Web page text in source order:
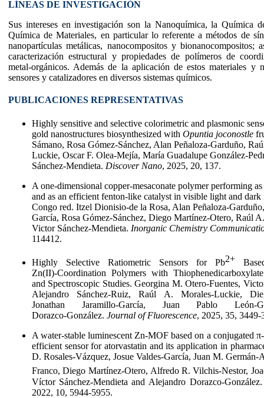
LÍNEAS DE INVESTIGACIÓN
Sus intereses en investigación son la Nanoquímica, la Química
Química de Materiales, en particular lo referente a métodos de
nanopartículas metálicas, nanocompositos y bionanocompositos;
caracterización estructural y propiedades de polímeros de
metal-orgánicos. Además de la aplicación de estos materiales y
sensores y catalizadores en diversos sistemas químicos.
PUBLICACIONES REPRESENTATIVAS
Highly sensitive and selective colorimetric and plasmonic
gold nanostructures biosynthesized with Opuntia joconostle
Sámano, Rosa Gómez-Sánchez, Alan Peñaloza-Garduño,
Luckie, Oscar F. Olea-Mejía, María Guadalupe González-
Sánchez-Mendieta. Discover Nano, 2025, 20, 137.
A one-dimensional copper-mesaconate polymer performing
and as an efficient fenton-like catalyst in visible light and
Congo red. Itzel Dionisio-de la Rosa, Alan Peñaloza-
García, Rosa Gómez-Sánchez, Diego Martínez-Otero, Raúl
Victor Sánchez-Mendieta. Inorganic Chemistry
114412.
Highly Selective Ratiometric Sensors for Pb2+
Zn(II)‑Coordination Polymers with
and Spectroscopic Studies. Georgina M. Otero‑Fuentes,
Alejandro Sánchez‑Ruiz, Raúl A. Morales‑Luckie,
Jonathan Jaramillo‑García, Juan Pablo
Dorazco‑González. Journal of Fluorescence, 2025, 35, 3449-
A water-stable luminescent Zn-MOF based on a conjugated
efficient sensor for atorvastatin and its application in
D. Rosales-Vázquez, Josue Valdes-García, Juan M. Germán-
Franco, Diego Martínez-Otero, Alfredo R. Vilchis-Nestor,
Víctor Sánchez-Mendieta and Alejandro Dorazco-
2022, 10, 5944-5955.